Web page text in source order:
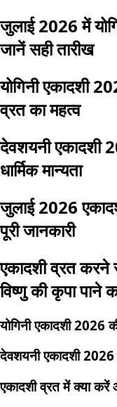
जुलाई 2026 में
जानें सही तारीख
योगिनी एकादशी
व्रत का महत्व
देवशयनी एकादशी
धार्मिक मान्यता
जुलाई 2026
पूरी जानकारी
एकादशी व्रत करने
विष्णु की कृपा पाने
योगिनी एकादशी 2026
देवशयनी एकादशी
एकादशी व्रत में क्या करें